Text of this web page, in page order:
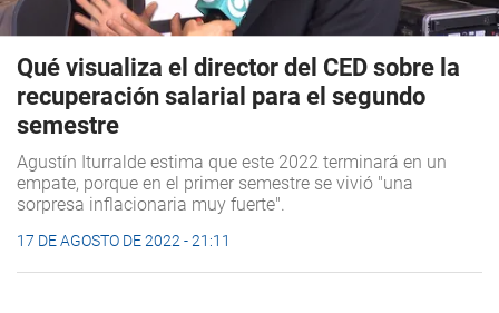
Qué visualiza el director del CED sobre la
recuperación salarial para el segundo
semestre
Agustín Iturralde estima que este 2022 terminará en un
empate, porque en el primer semestre se vivió "una
sorpresa inflacionaria muy fuerte".
17 DE AGOSTO DE 2022 - 21:11